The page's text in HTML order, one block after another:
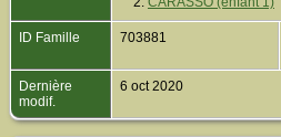
ID Famille 703881
Dernière
modif.
6 oct 2020